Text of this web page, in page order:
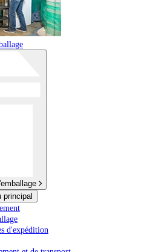
principal
d'expédition